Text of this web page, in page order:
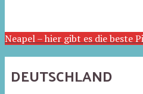
Neapel – hier gibt es die beste
DEUTSCHLAND